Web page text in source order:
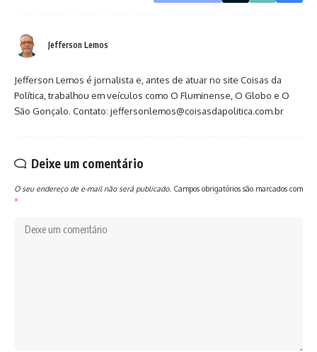
Jefferson Lemos
Jefferson Lemos é jornalista e, antes de atuar no site Coisas da
Política, trabalhou em veículos como O Fluminense, O Globo e O
São Gonçalo. Contato: jeffersonlemos@coisasdapolitica.com.br
Deixe um comentário
O seu endereço de e-mail não será publicado. Campos obrigatórios são marcados com
*